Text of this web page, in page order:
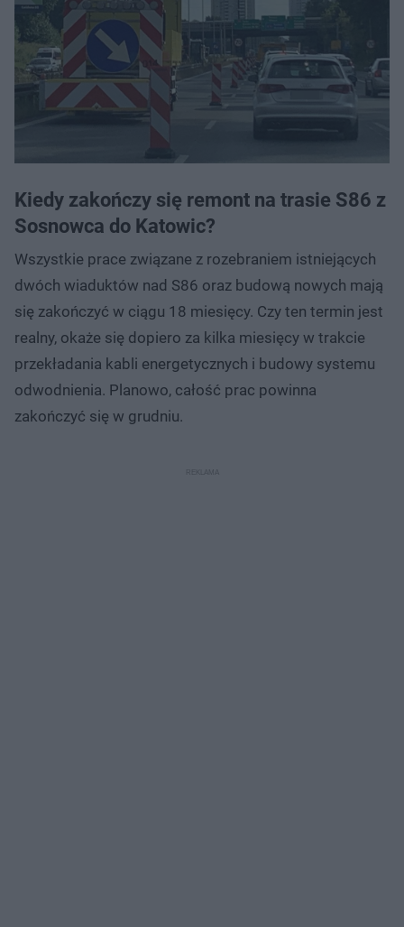
Kiedy zakończy się remont na trasie S86 z
Sosnowca do Katowic?
Wszystkie prace związane z rozebraniem istniejących
dwóch wiaduktów nad S86 oraz budową nowych mają
się zakończyć w ciągu 18 miesięcy. Czy ten termin jest
realny, okaże się dopiero za kilka miesięcy w trakcie
przekładania kabli energetycznych i budowy systemu
odwodnienia. Planowo, całość prac powinna
zakończyć się w grudniu.